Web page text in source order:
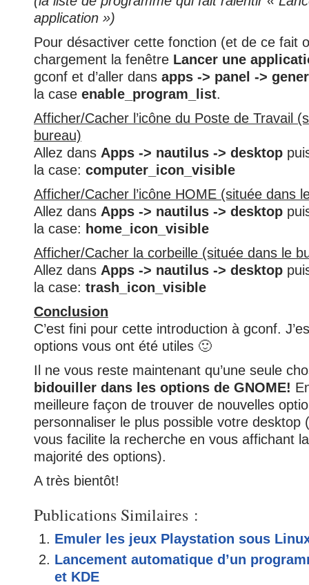
application »)
Pour désactiver cette fonction (et de ce fait
chargement la fenêtre Lancer une
gconf et d’aller dans apps -> panel ->
la case enable_program_list.
Afficher/Cacher l’icône du Poste de Travail
bureau)
Allez dans Apps -> nautilus -> desktop
la case: computer_icon_visible
Afficher/Cacher l’icône HOME (située dans
Allez dans Apps -> nautilus -> desktop
la case: home_icon_visible
Afficher/Cacher la corbeille (située dans le
Allez dans Apps -> nautilus -> desktop
la case: trash_icon_visible
Conclusion
C’est fini pour cette introduction à gconf.
options vous ont été utiles 🙂
Il ne vous reste maintenant qu’une seule
bidouiller dans les options de GNOME!
meilleure façon de trouver de nouvelles
personnaliser le plus possible votre desktop
vous facilite la recherche en vous affichant
majorité des options).
A très bientôt!
Publications Similaires :
Emuler les jeux Playstation sous
Lancement automatique d’un
et KDE